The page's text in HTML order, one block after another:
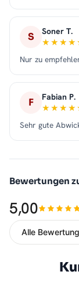
S Soner T.
Nur zu
F Fabian P.
Sehr gute
Bewertungen
5,00
Alle